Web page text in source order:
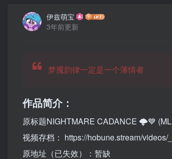
伊兹萌宝
3年前更新
梦魇韵律一定是一个薄情者
作品简介：
原标题NIGHTMARE CADANCE 🌩️💙
视频存档： https://hobune.stream/videos/
原地址（已失效）：暂缺